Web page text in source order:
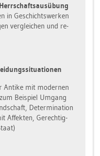
Herr­schafts­aus­übung
in Ge­schichts­wer­ken
ver­glei­chen und re­
An­ti­ke mit mo­der­nen
Bei­spiel Um­gang
De­ter­mi­na­ti­on
Af­fek­ten, Ge­rech­tig­